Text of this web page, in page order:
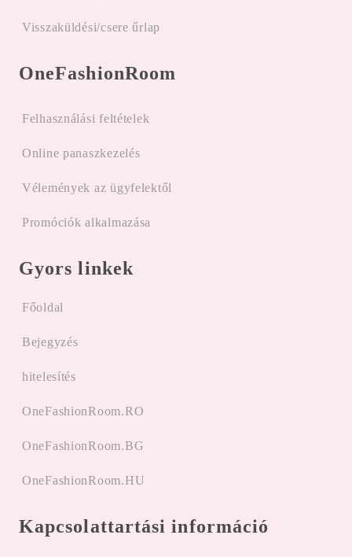
Visszaküldési/csere űrlap
OneFashionRoom
Felhasználási feltételek
Online panaszkezelés
Vélemények az ügyfelektől
Promóciók alkalmazása
Gyors linkek
Főoldal
Bejegyzés
hitelesítés
OneFashionRoom.RO
OneFashionRoom.BG
OneFashionRoom.HU
Kapcsolattartási információ